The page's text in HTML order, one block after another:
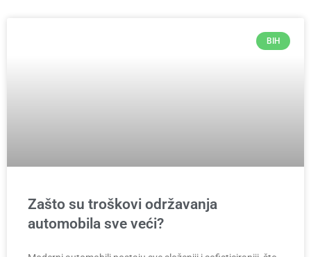
BIH
Zašto su troškovi održavanja
automobila sve veći?